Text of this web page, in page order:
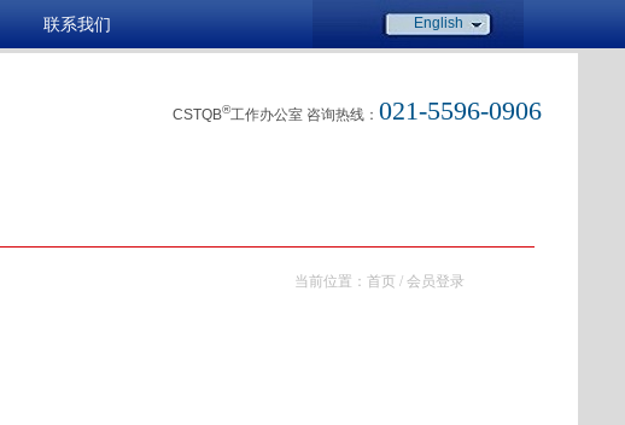
联系我们 English
CSTQB®工作办公室 咨询热线： 021-5596-0906
当前位置： 首页 / 会员登录